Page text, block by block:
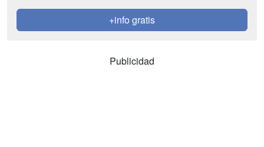
+info gratis
Publicidad